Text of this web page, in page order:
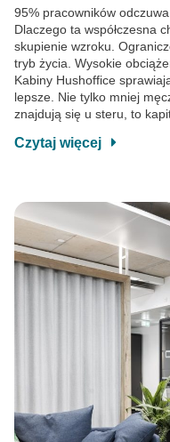
95% pracowników
Dlaczego ta współczesna
skupienie wzroku.
tryb życia. Wysokie
Kabiny Hushoffice
lepsze. Nie tylko mniej
znajdują się u steru, to
Czytaj więcej